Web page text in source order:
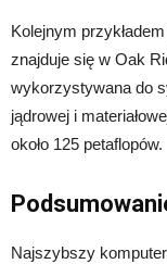
Kolejnym
znajduje się w Oak
wykorzystywana do
jądrowej i
około 125 petaflopów.
Najszybszy